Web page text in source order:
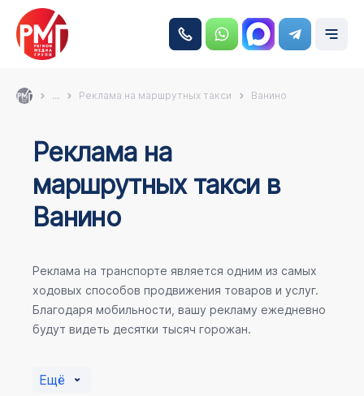
... Реклама на маршрутных такси Ванино
Реклама на
маршрутных такси в
Ванино
Реклама на транспорте является одним из самых
ходовых способов продвижения товаров и услуг.
Благодаря мобильности, вашу рекламу ежедневно
будут видеть десятки тысяч горожан.
Ещё